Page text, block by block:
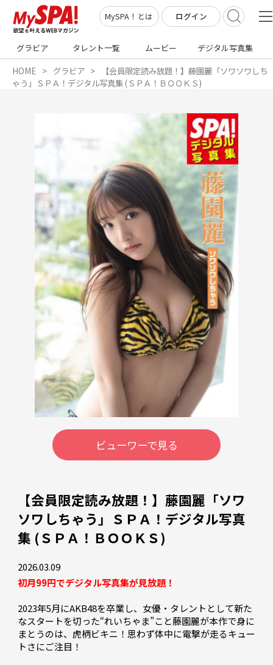
MySPA！とは ログイン
グラビア タレント一覧 ムービー デジタル写真集
HOME グラビア
【会員限定読み放題！】藤園麗「ソワソワしち
ゃう」ＳＰＡ！デジタル写真集 (ＳＰＡ！ＢＯＯＫＳ)
ビューワーで見る
【会員限定読み放題！】藤園麗「ソワ
ソワしちゃう」ＳＰＡ！デジタル写真
集 (ＳＰＡ！ＢＯＯＫＳ)
2026.03.09
初月99円でデジタル写真集が見放題！
2023年5月にAKB48を卒業し、女優・タレントとして新た
なスタートを切った“れいちゃま”こと藤園麗が本作で身に
まとうのは、虎柄ビキニ！思わず体中に電撃が走るキュー
トさにご注目！